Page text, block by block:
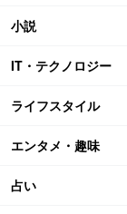
小説
IT・テクノロジー
ライフスタイル
エンタメ・趣味
占い